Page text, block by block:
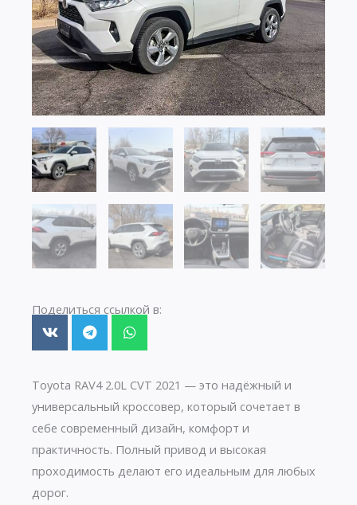
Поделиться ссылкой в:
Toyota RAV4 2.0L CVT 2021 — это надёжный и
универсальный кроссовер, который сочетает в
себе современный дизайн, комфорт и
практичность. Полный привод и высокая
проходимость делают его идеальным для любых
дорог.